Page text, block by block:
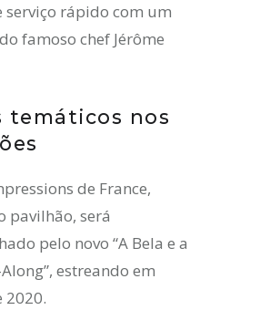
serviço rápido com um
famoso chef Jérôme
temáticos nos
de France,
pavilhão, será
pelo novo “A Bela e a
estreando em
2020.